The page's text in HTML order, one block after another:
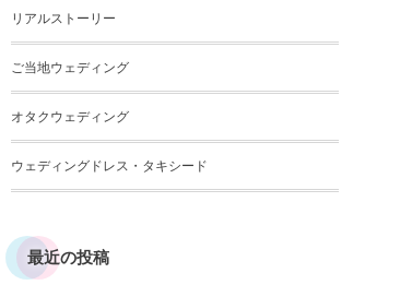
リアルストーリー
ご当地ウェディング
オタクウェディング
ウェディングドレス・タキシード
最近の投稿